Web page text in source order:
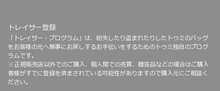
トレイサー登録
「トレイサー・プログラム」は、紛失したり盗まれたりしたトゥミのバッグ
をお客様の元へ無事にお戻しするお手伝いをするためのトゥミ独自のプログ
ラムです。
※正規販売店以外でのご購入、個人間での売買、贈答品などの場合はご購入
者様がすでに登録を済まされている可能性がありますので購入元にご相談く
ださい。